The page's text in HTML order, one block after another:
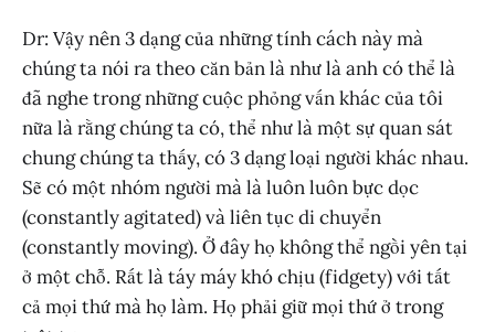
Dr: Vậy nên 3 dạng của những tính cách này mà
chúng ta nói ra theo căn bản là như là anh có thể là
đã nghe trong những cuộc phỏng vấn khác của tôi
nữa là rằng chúng ta có, thể như là một sự quan sát
chung chúng ta thấy, có 3 dạng loại người khác nhau.
Sẽ có một nhóm người mà là luôn luôn bực dọc
(constantly agitated) và liên tục di chuyển
(constantly moving). Ở đây họ không thể ngồi yên tại
ở một chỗ. Rất là táy máy khó chịu (fidgety) với tất
cả mọi thứ mà họ làm. Họ phải giữ mọi thứ ở trong